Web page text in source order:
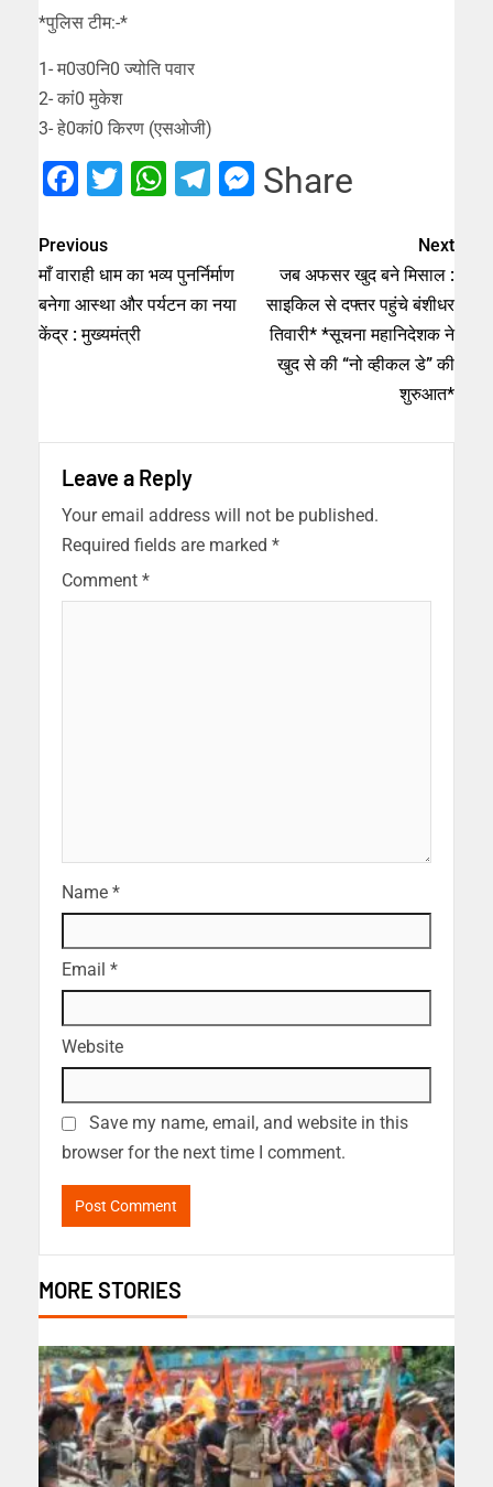
*पुलिस टीम:-*
1- म0उ0नि0 ज्योति पवार
2- कां0 मुकेश
3- हे0कां0 किरण (एसओजी)
Facebook
Twitter
WhatsApp
Telegram
Messenger
Share
Previous
माँ वाराही धाम का भव्य पुनर्निर्माण
बनेगा आस्था और पर्यटन का नया
केंद्र : मुख्यमंत्री
Next
जब अफसर खुद बने मिसाल :
साइकिल से दफ्तर पहुंचे बंशीधर
तिवारी* *सूचना महानिदेशक ने
खुद से की “नो व्हीकल डे” की
शुरुआत*
Leave a Reply
Your email address will not be published.
Required fields are marked *
Comment *
Name *
Email *
Website
Save my name, email, and website in this
browser for the next time I comment.
MORE STORIES